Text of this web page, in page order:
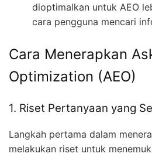
dioptimalkan untuk AEO
cara pengguna mencari
Cara Menerapkan
Optimization (AEO)
1. Riset Pertanyaan yang
Langkah pertama dalam
melakukan riset untuk